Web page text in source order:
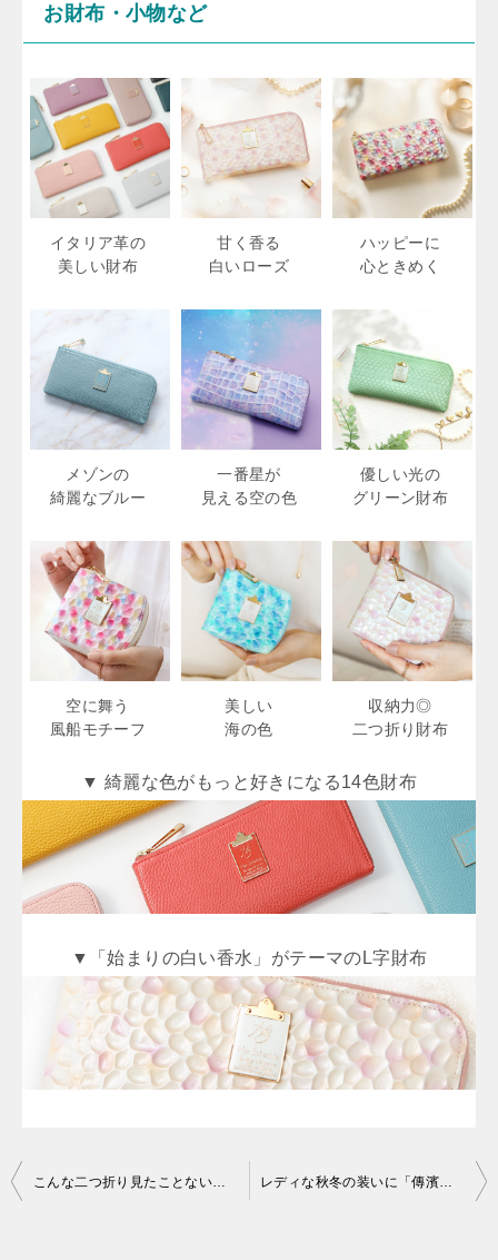
お財布・小物など
イタリア革の
美しい財布
甘く香る
白いローズ
ハッピーに
心ときめく
メゾンの
綺麗なブルー
一番星が
見える空の色
優しい光の
グリーン財布
空に舞う
風船モチーフ
美しい
海の色
収納力◎
二つ折り財布
▼ 綺麗な色がもっと好きになる14色財布
▼「始まりの白い香水」がテーマのL字財布
投